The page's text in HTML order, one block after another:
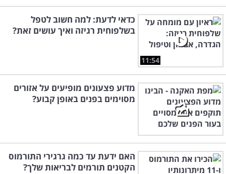
11:54
כדאי לדעת: למה חשוב לטפל
בשלפוחית רגיזה ואיך עושים זאת?
מדוע פצעונים מופיעים על אזורים
מסוימים בפנים באופן קבוע?
האם ידעת עד כמה גרגירי התורמוס
הקטנים תורמים לבריאות שלך?